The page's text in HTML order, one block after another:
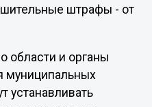
штрафы - от
области и органы
муниципальных
устанавливать